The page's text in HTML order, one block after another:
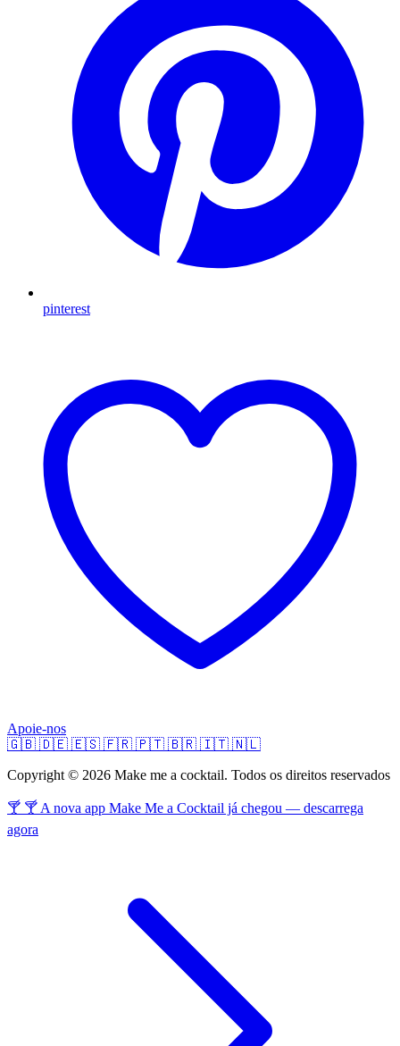
pinterest
Apoie-nos
🇬🇧 🇩🇪 🇪🇸 🇫🇷 🇵🇹 🇧🇷 🇮🇹 🇳🇱
Copyright © 2026 Make me a cocktail. Todos os direitos reservados
🍸 🍸 A nova app Make Me a Cocktail já chegou — descarrega
agora